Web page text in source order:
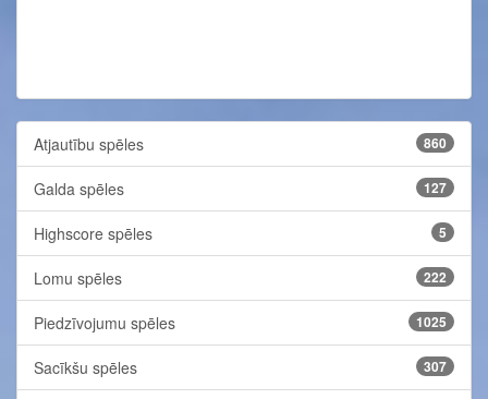
Atjautību spēles 860
Galda spēles 127
Highscore spēles 5
Lomu spēles 222
Piedzīvojumu spēles 1025
Sacīkšu spēles 307